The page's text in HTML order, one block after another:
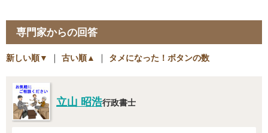
専門家からの回答
新しい順▼ ｜ 古い順▲ ｜ タメになった！ボタンの数
立山 昭浩行政書士